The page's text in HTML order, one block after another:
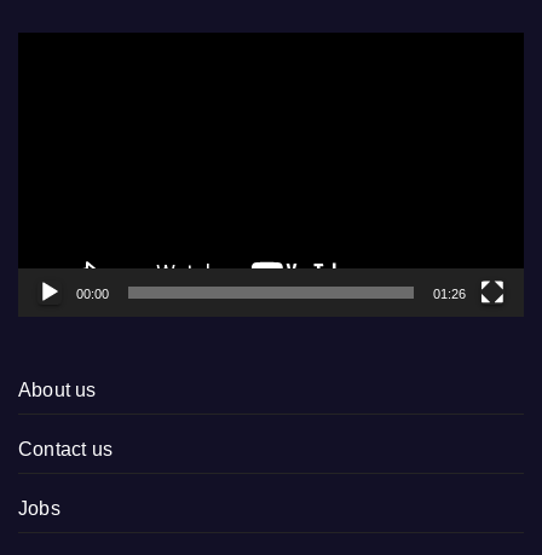
00:00 01:26
About us
Contact us
Jobs